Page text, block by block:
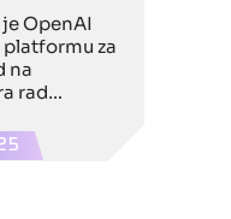
OpenAI
za
na
rad
i